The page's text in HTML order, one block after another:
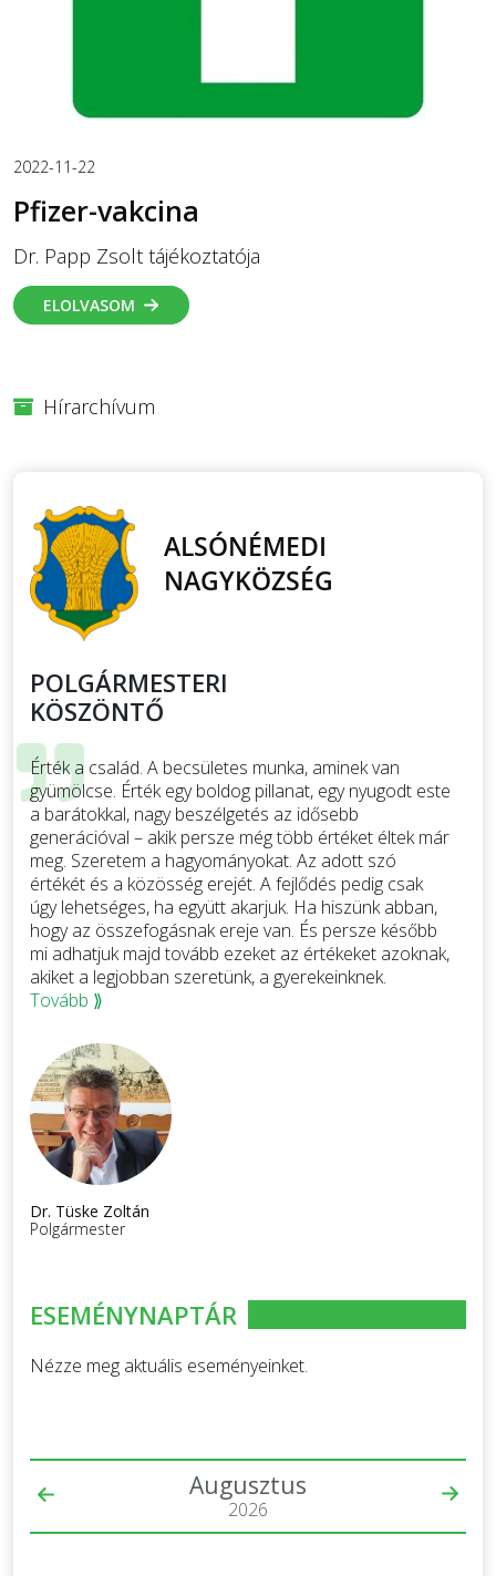
2022-11-22
Pfizer-vakcina
Dr. Papp Zsolt tájékoztatója
ELOLVASOM
Hírarchívum
POLGÁRMESTERI
KÖSZÖNTŐ
Érték a család. A becsületes munka, aminek van
gyümölcse. Érték egy boldog pillanat, egy nyugodt este
a barátokkal, nagy beszélgetés az idősebb
generációval – akik persze még több értéket éltek már
meg. Szeretem a hagyományokat. Az adott szó
értékét és a közösség erejét. A fejlődés pedig csak
úgy lehetséges, ha együtt akarjuk. Ha hiszünk abban,
hogy az összefogásnak ereje van. És persze később
mi adhatjuk majd tovább ezeket az értékeket azoknak,
akiket a legjobban szeretünk, a gyerekeinknek.
Tovább ⟫
Dr. Tüske Zoltán
Polgármester
ESEMÉNYNAPTÁR
Nézze meg aktuális eseményeinket.
Augusztus
2026